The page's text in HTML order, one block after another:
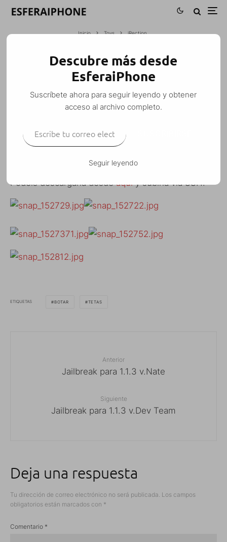
Inicio Toys iRection
IRECTION
Toys · 25 enero, 2008 · 1 Minuto de lectura
Esta «aplicación» es de dudosa utilidad, pero sirve
Las imágenes lo dicen todo.
Podéis descargarla desdeaquíy subirla vía SSH.
ETIQUETAS BOTAR TETAS
Anterior
Jailbreak para 1.1.3 v.Nate
Siguiente
Jailbreak para 1.1.3 v.Dev Team
Deja una respuesta
Tu dirección de correo electrónico no será publicada. Los campos
obligatorios están marcados con *
Comentario *
Descubre más desde
EsferaiPhone
Suscríbete ahora para seguir leyendo y obtener
acceso al archivo completo.
Seguir leyendo